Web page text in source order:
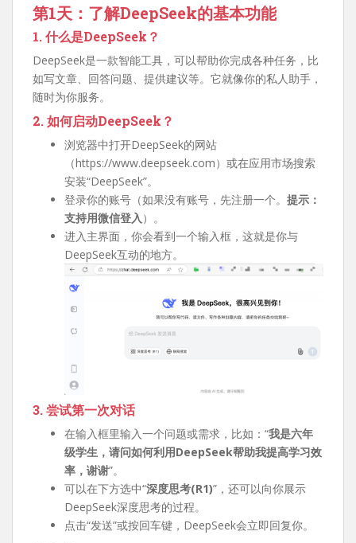
第1天：了解DeepSeek的基本功能
1. 什么是DeepSeek？
DeepSeek是一款智能工具，可以帮助你完成各种任务，比
如写文章、回答问题、提供建议等。它就像你的私人助手，
随时为你服务。
2. 如何启动DeepSeek？
浏览器中打开DeepSeek的网站
（https://www.deepseek.com）或在应用市场搜索
安装“DeepSeek”。
登录你的账号（如果没有账号，先注册一个。 提示：
支持用微信登入 ）。
进入主界面，你会看到一个输入框，这就是你与
DeepSeek互动的地方。
3. 尝试第一次对话
在输入框里输入一个问题或需求，比如：“我是六年
级学生，请问如何利用DeepSeek帮助我提高学习效
率，谢谢”。
可以在下方选中“深度思考(R1)”，还可以向你展示
DeepSeek深度思考的过程。
点击“发送”或按回车键，DeepSeek会立即回复你。